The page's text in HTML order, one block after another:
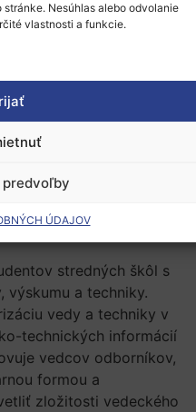
Nesúhlas alebo odvolanie
vlastnosti a funkcie.
ÚDAJOV
projektu
si úprimne
povolania.
vymenil za čosi, v čom
Mladí lekári dal
platforma dnes
sa vo svete
stredných škôl s
výskumu a techniky.
vedy a techniky v
technických informácií
vedcov odborníkov,
formou a
zložitosti vedeckého